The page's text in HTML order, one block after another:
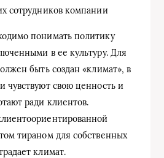
сотрудников компании
понимать политику
в ее культуру. Для
быть создан «климат», в
чувствуют свою ценность и
ради клиентов.
тираном для собственных
климат.